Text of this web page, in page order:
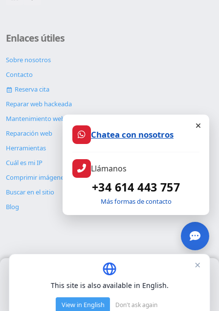
Enlaces útiles
Sobre nosotros
Contacto
Reserva cita
Reparar web hackeada
Mantenimiento web
Reparación web
Herramientas
Cuál es mi IP
Comprimir imágenes
Buscar en el sitio
Blog
© Copyright 2026. ALMC SECURITY S.L.U.
Legal
Usamos únicamente cookies propias para el funcionamiento
Aceptar
Chatea con nosotros
Llámanos
+34 614 443 757
Más formas de contacto
×
This site is also available in English.
View in English Don't ask again